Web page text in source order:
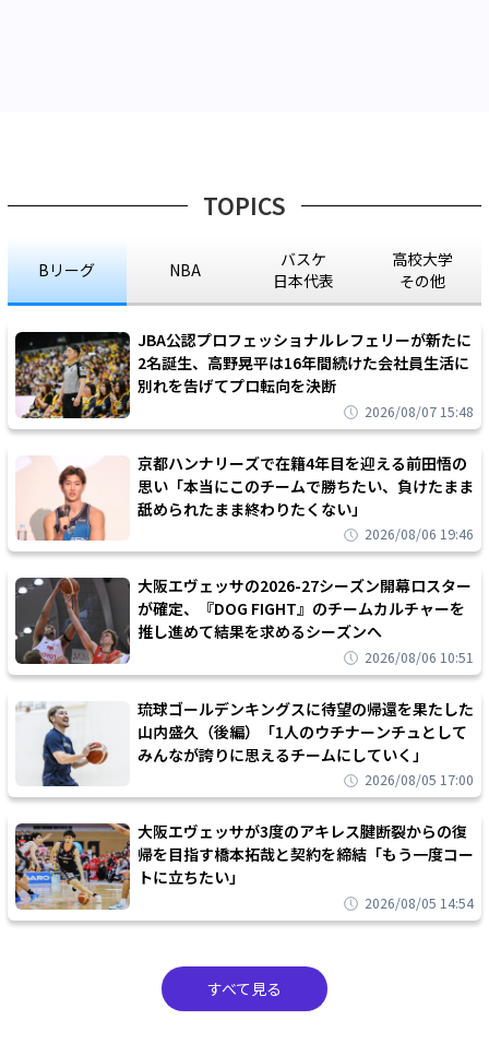
TOPICS
Bリーグ NBA
バスケ
日本代表
高校大学
その他
JBA公認プロフェッショナルレフェリーが新たに
2名誕生、高野晃平は16年間続けた会社員生活に
別れを告げてプロ転向を決断
2026/08/07 15:48
京都ハンナリーズで在籍4年目を迎える前田悟の
思い「本当にこのチームで勝ちたい、負けたまま
舐められたまま終わりたくない」
2026/08/06 19:46
大阪エヴェッサの2026-27シーズン開幕ロスター
が確定、『DOG FIGHT』のチームカルチャーを
推し進めて結果を求めるシーズンへ
2026/08/06 10:51
琉球ゴールデンキングスに待望の帰還を果たした
山内盛久（後編）「1人のウチナーンチュとして
みんなが誇りに思えるチームにしていく」
2026/08/05 17:00
大阪エヴェッサが3度のアキレス腱断裂からの復
帰を目指す橋本拓哉と契約を締結「もう一度コー
トに立ちたい」
2026/08/05 14:54
すべて見る